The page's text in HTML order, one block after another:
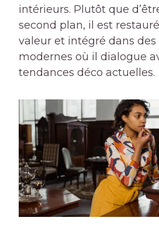
intérieurs. Plutôt que
second plan, il est
valeur et intégré dans
modernes où il dialogue
tendances déco actuelles.